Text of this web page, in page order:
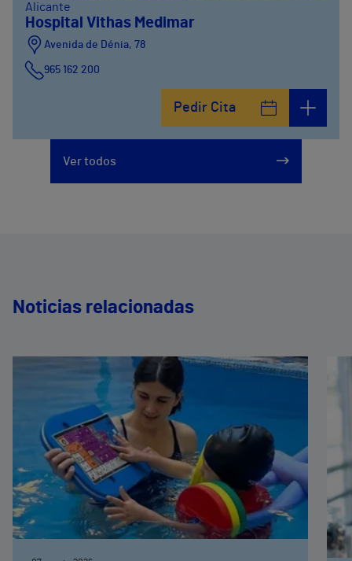
Alicante
Hospital Vithas Medimar
Avenida de Dénia, 78
965 162 200
Pedir Cita
Ver todos
Noticias relacionadas